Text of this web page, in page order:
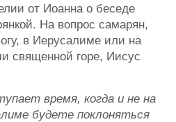
от Иоанна о беседе
На вопрос самарян,
в Иерусалиме или на
священной горе, Иисус
время, когда и не на
будете поклоняться